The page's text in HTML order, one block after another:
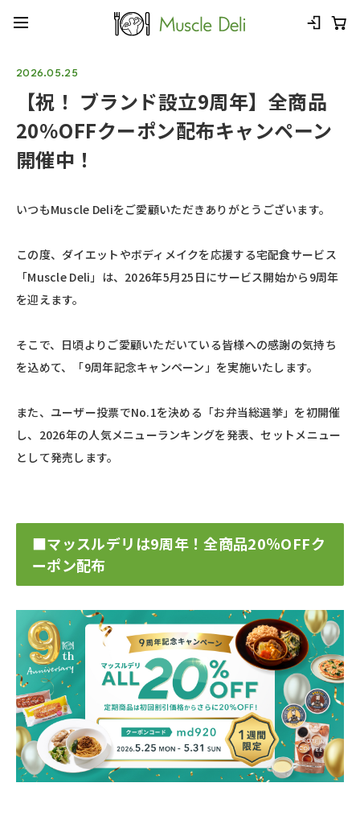
2026.05.25
【祝！ ブランド設立9周年】全商品
20％OFFクーポン配布キャンペーン
開催中！
いつもMuscle Deliをご愛顧いただきありがとうございます。
この度、ダイエットやボディメイクを応援する宅配食サービス
「Muscle Deli」 は、2026年5月25日にサービス開始から9周年
を迎えます。
そこで、日頃よりご愛顧いただいている皆様への感謝の気持ち
を込めて、「9周年記念キャンペーン」 を実施いたします。
また、ユーザー投票でNo.1を決める「お弁当総選挙」 を初開催
し、2026年の人気メニューランキングを発表、セットメニュー
として発売します。
■マッスルデリは9周年！全商品20％OFFク
ーポン配布